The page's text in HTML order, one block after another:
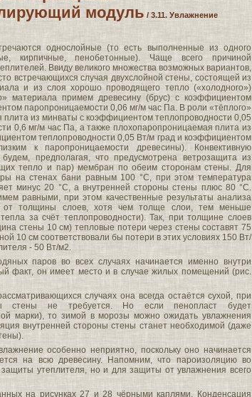
модуль / 3.11. Увлажнение
однослойные (то есть выполненные из одного
кирпичные, пенобетонные). Чаще всего причиной
Ввиду великого множества возможных вариантов,
встречающихся случая двухслойной стены, состоящей из
и из слоя хорошо проводящего тепло («холодного»)
материала примем древесину (брус) с коэффициентом
паропроницаемости 0,06 мг/м час Па. В роли «тёплого»
из минваты с коэффициентом теплопроводности 0,05
0,6 мг/м час Па, а также плохопаропроницаемая плита из
теплопроводности 0,05 Вт/м град и коэффициентом
к паропроницаемости древесины). Конвективную
предполагая, что предусмотрена ветрозащита из
тепло и пар) мембран по обеим сторонам стены. Для
на стенах бани равным 100 °С, при этом температура
минус 20 °С, а внутренней стороны стены плюс 80 °С.
равными, при этом качественные результаты анализа
от толщины слоев, хотя чем толще слои, тем меньше
за счёт теплопроводности). Так, при толщине слоев
стены 10 см) тепловые потери через стены составят 75
10 см соответствовали бы потери в этих условиях 150 Вт/
- 50 Вт/м2.
паров во всех случаях начинается именно внутри
факт, он имеет место и в случае жилых помещений (рис.
случаях она всегда остаётся сухой, при
стены не требуется. Но если пенопласт будет
марки), то зимой в морозы можно ожидать увлажнения
внутренней стороны стены станет необходимой (даже
особенно неприятно, поскольку оно начинается
на всю древесину. Напомним, что пароизоляцию во
утеплителя, но и для защиты от увлажнения всего
на рисунках 27 и 28 чёрными каплями. Конденсация